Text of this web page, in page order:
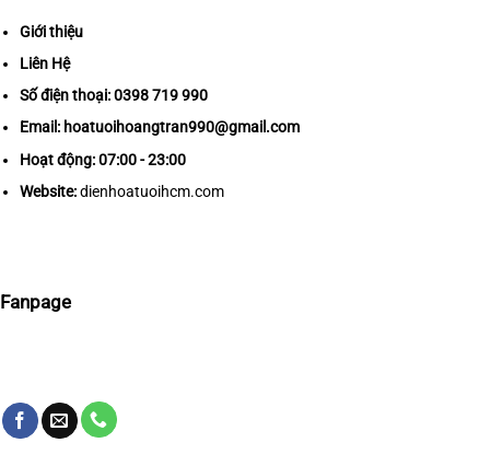
Giới thiệu
Liên Hệ
Số điện thoại:0398 719 990
Email: hoatuoihoangtran990@gmail.com
Hoạt động: 07:00 - 23:00
Website: dienhoatuoihcm.com
Fanpage